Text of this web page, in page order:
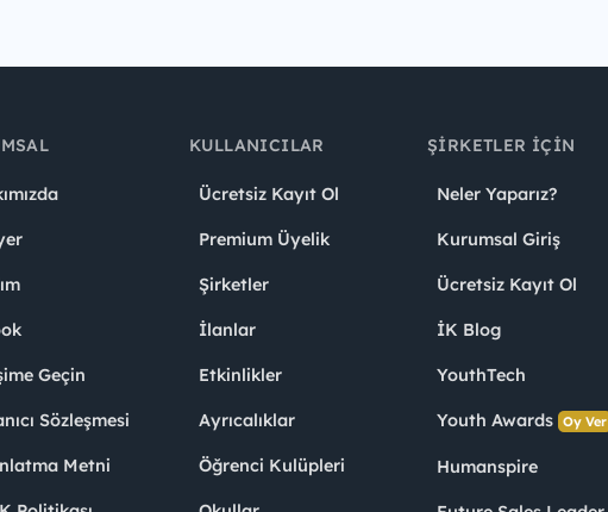
Geçin
Sözleşmesi
Metni
KULLANICILAR
Ücretsiz Kayıt Ol
Premium Üyelik
Şirketler
İlanlar
Etkinlikler
Ayrıcalıklar
Öğrenci Kulüpleri
ŞIRKETLER İÇIN
Neler Yaparız?
Kurumsal Giriş
Ücretsiz Kayıt Ol
İK Blog
YouthTech
Youth Awards Oy Ver
Humanspire